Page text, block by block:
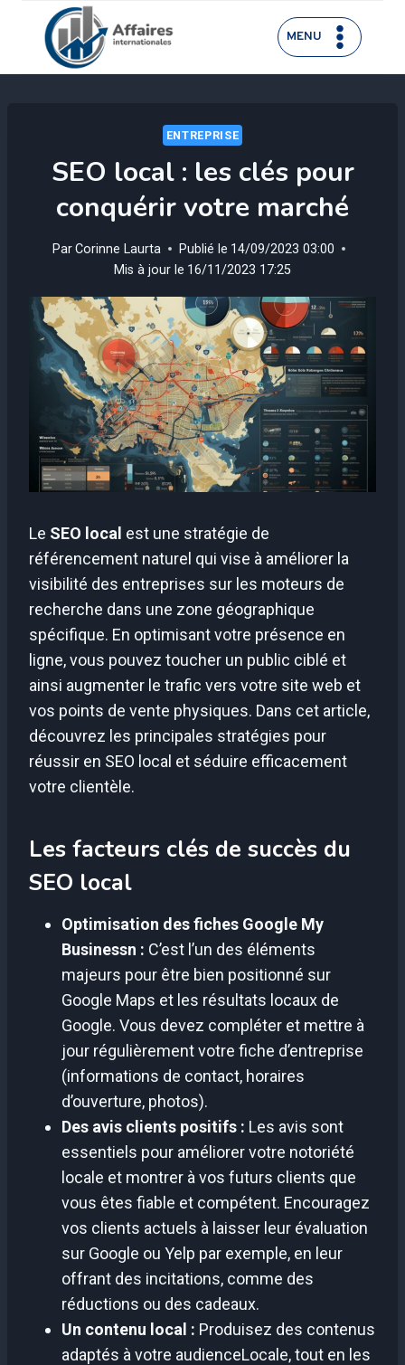
contenu
MENU
ENTREPRISE
SEO local : les clés pour
conquérir votre marché
ParCorinne Laurta Publié le 14/09/2023 03:00
Mis à jour le 16/11/2023 17:25
Le SEO local est une stratégie de
référencement naturel qui vise à améliorer la
visibilité des entreprises sur les moteurs de
recherche dans une zone géographique
spécifique. En optimisant votre présence en
ligne, vous pouvez toucher un public ciblé et
ainsi augmenter le trafic vers votre site web et
vos points de vente physiques. Dans cet article,
découvrez les principales stratégies pour
réussir en SEO local et séduire efficacement
votre clientèle.
Les facteurs clés de succès du
SEO local
Optimisation des fiches Google My
Businessn : C’est l’un des éléments
majeurs pour être bien positionné sur
Google Maps et les résultats locaux de
Google. Vous devez compléter et mettre à
jour régulièrement votre fiche d’entreprise
(informations de contact, horaires
d’ouverture, photos).
Des avis clients positifs : Les avis sont
essentiels pour améliorer votre notoriété
locale et montrer à vos futurs clients que
vous êtes fiable et compétent. Encouragez
vos clients actuels à laisser leur évaluation
sur Google ou Yelp par exemple, en leur
offrant des incitations, comme des
réductions ou des cadeaux.
Un contenu local : Produisez des contenus
adaptés à votre audienceLocale, tout en les